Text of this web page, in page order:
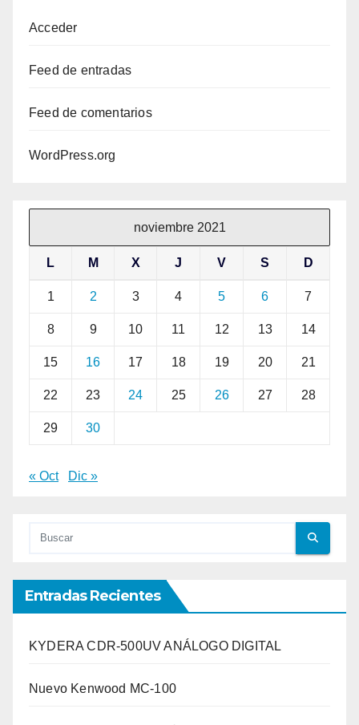
Acceder
Feed de entradas
Feed de comentarios
WordPress.org
noviembre 2021
L M X J V S D
1 2 3 4 5 6 7
8 9 10 11 12 13 14
15 16 17 18 19 20 21
22 23 24 25 26 27 28
29 30
« Oct Dic »
Entradas Recientes
KYDERA CDR-500UV ANÁLOGO DIGITAL
Nuevo Kenwood MC-100